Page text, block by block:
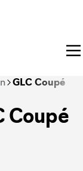
GLC Coupé
Coupé